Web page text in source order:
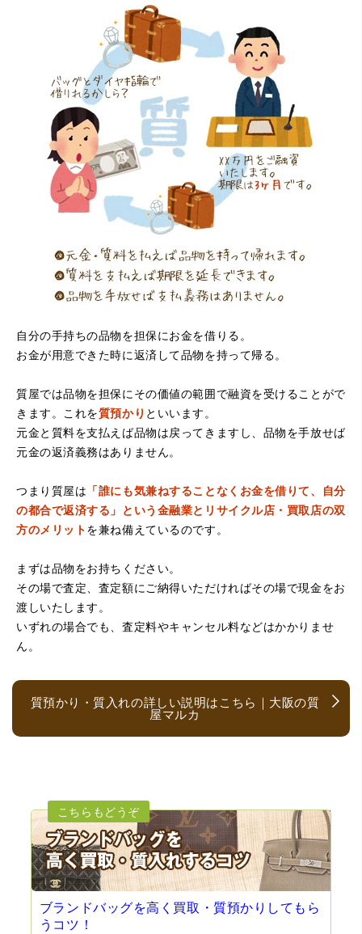
（大阪府寝屋川市）質屋さんは初めてて不安でしたが、他
店買い取りより高く思っていた以上の金額で大満足です。
説明もわかりやすく、優しい話し方の対応でとても良かっ
たです。
（大阪府堺市）電話対応の時からとても感じが良くて来店
でお世話になろうと思いました。ありがとうございまし
た。
（京都府亀岡市）他店舗にも行きましたが、対応の方があ
まりお売りしたくないと思ったので、やめました。こちら
は電話対応からも誠実な印象でしたので、こちらでお売り
しようと思っておりました。この度はありがとうございま
す。
（大阪府大阪市）とても宝石に詳しく、また中古市場の仕
組みもお教えいただけ嬉しかったです。鑑別も素早く驚き
ました。宜しくお願いいたします。(楽器等、様々なジャン
ルに詳しいの流石の一言に尽きます)
自分の手持ちの品物を担保にお金を借りる。
お金が用意できた時に返済して品物を持って帰る。
質屋では品物を担保にその価値の範囲で融資を受けることがで
きます。これを質預かり といいます。
元金と質料を支払えば品物は戻ってきますし、品物を手放せば
元金の返済義務はありません。
つまり質屋は 「誰にも気兼ねすることなくお金を借りて、自分
の都合で返済する」という金融業とリサイクル店・買取店の双
方のメリットを兼ね備えているのです。
まずは品物をお持ちください。
その場で査定、査定額にご納得いただければその場で現金をお
渡しいたします。
いずれの場合でも、査定料やキャンセル料などはかかりませ
ん。
質預かり・質入れの詳しい説明はこちら｜大阪の質
屋マルカ
ブランドバッグを高く買取・質預かりしてもら
うコツ！